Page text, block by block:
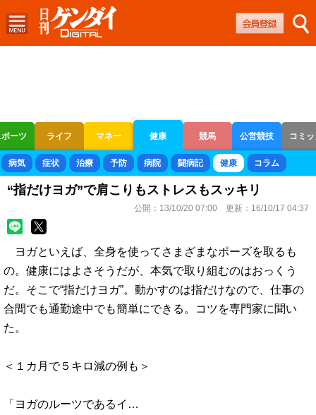
ーツ ライフ マネー 健康 競馬 公営競技 コミ
ボートレース 競輪 オートレース
病気 症状 治療 予防 病院 闘病記 健康 コラム
“指だけヨガ”で肩こりもストレスもスッキリ
公開： 13/10/20 07:00 更新： 16/10/17 04:37
ヨガといえば、全身を使ってさまざまなポーズを取るも
の。健康にはよさそうだが、本気で取り組むのはおっくう
だ。そこで“指だけヨガ”。動かすのは指だけなので、仕事の
合間でも通勤途中でも簡単にできる。コツを専門家に聞い
た。
＜１カ月で５キロ減の例も＞
「ヨガのルーツであるイ…